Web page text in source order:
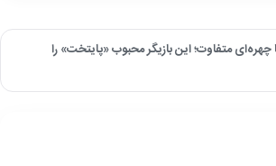
۵۵ ساله با چهره‌ای متفاوت؛ این بازیگر محبوب «پایتخت» را